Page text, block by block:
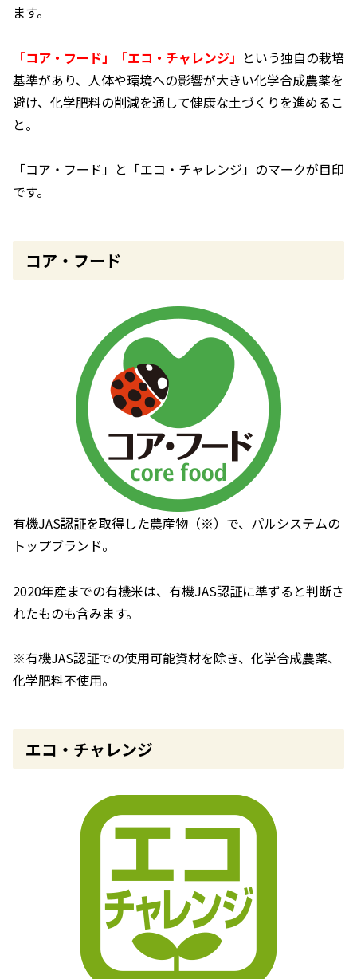
ます。
「コア・フード」「エコ・チャレンジ」 という独自の栽培
基準があり、人体や環境への影響が大きい化学合成農薬を
避け、化学肥料の削減を通して健康な土づくりを進めるこ
と。
「コア・フード」と「エコ・チャレンジ」のマークが目印
です。
コア・フード
有機JAS認証を取得した農産物（※）で、パルシステムの
トップブランド。
2020年産までの有機米は、有機JAS認証に準ずると判断さ
れたものも含みます。
※有機JAS認証での使用可能資材を除き、化学合成農薬、
化学肥料不使用。
エコ・チャレンジ